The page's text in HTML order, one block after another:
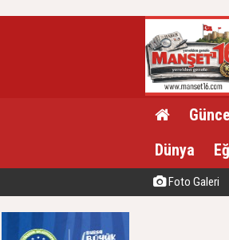
Dünya
Foto Galeri